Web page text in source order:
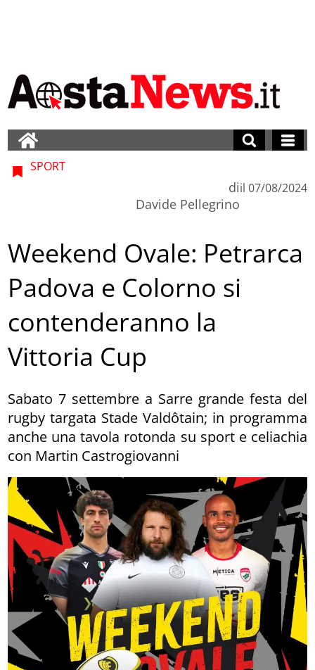
SPORT
di
Davide Pellegrino
il 07/08/2024
Weekend Ovale: Petrarca
Padova e Colorno si
contenderanno la
Vittoria Cup
Sabato 7 settembre a Sarre grande festa del
rugby targata Stade Valdôtain; in programma
anche una tavola rotonda su sport e celiachia
con Martin Castrogiovanni